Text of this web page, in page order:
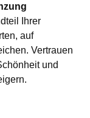
Ihrer
auf
Vertrauen
und